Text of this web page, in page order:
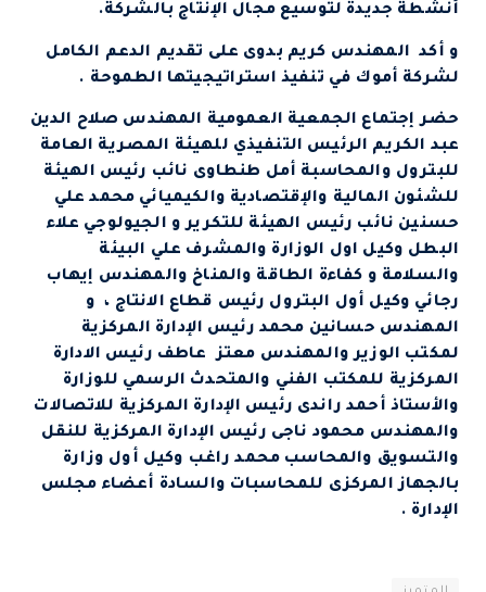
أنشطة جديدة لتوسيع مجال الإنتاج بالشركة.
و أكد المهندس كريم بدوى على تقديم الدعم الكامل
لشركة أموك في تنفيذ استراتيجيتها الطموحة .
حضر إجتماع الجمعية العمومية المهندس صلاح الدين
عبد الكريم الرئيس التنفيذي للهيئة المصرية العامة
للبترول والمحاسبة أمل طنطاوى نائب رئيس الهيئة
للشئون المالية والإقتصادية والكيميائي محمد علي
حسنين نائب رئيس الهيئة للتكرير و الجيولوجي علاء
البطل وكيل اول الوزارة والمشرف علي البيئة
والسلامة و كفاءة الطاقة والمناخ والمهندس إيهاب
رجائي وكيل أول البترول رئيس قطاع الانتاج ، و
المهندس حسانين محمد رئيس الإدارة المركزية
لمكتب الوزير والمهندس معتز عاطف رئيس الادارة
المركزية للمكتب الفني والمتحدث الرسمي للوزارة
والأستاذ أحمد راندى رئيس الإدارة المركزية للاتصالات
والمهندس محمود ناجى رئيس الإدارة المركزية للنقل
والتسويق والمحاسب محمد راغب وكيل أول وزارة
بالجهاز المركزى للمحاسبات والسادة أعضاء مجلس
الإدارة .